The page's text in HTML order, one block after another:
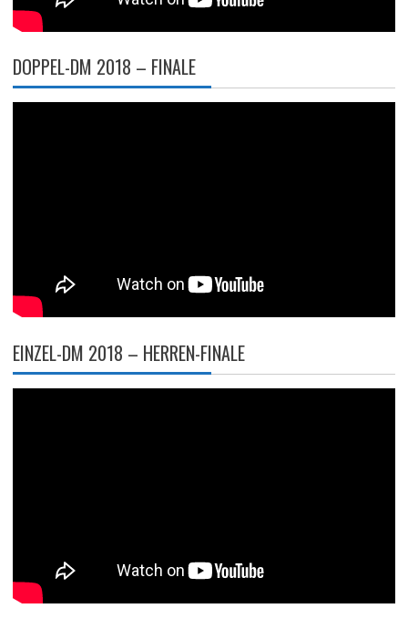
DOPPEL-DM 2018 – FINALE
EINZEL-DM 2018 – HERREN-FINALE